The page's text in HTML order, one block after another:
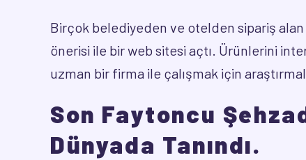
Birçok belediyeden ve otelden sipariş alan
önerisi ile bir web sitesi açtı. Ürünlerini
uzman bir firma ile çalışmak için
Son Faytoncu
Dünyada Tanındı.